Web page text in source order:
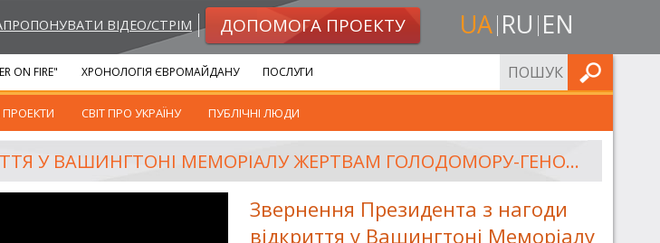
ВІДЕО/СТРІМ ДОПОМОГА ПРОЕКТУ UA RU EN
СВІТ ПРО УКРАЇНУ ПУБЛІЧНІ ЛЮДИ
ON FIRE" ХРОНОЛОГІЯ ЄВРОМАЙДАНУ ПОСЛУГИ ШУКАТИ
ЗВЕРНЕННЯ ПРЕЗИДЕНТА З НАГОДИ ВІДКРИТТЯ У ВАШИНГТОНІ МЕМОРІАЛУ ЖЕРТВАМ ГОЛОДОМОРУ-ГЕНОЦИДУ
Звернення Президента з нагоди
відкриття у Вашингтоні Меморіалу